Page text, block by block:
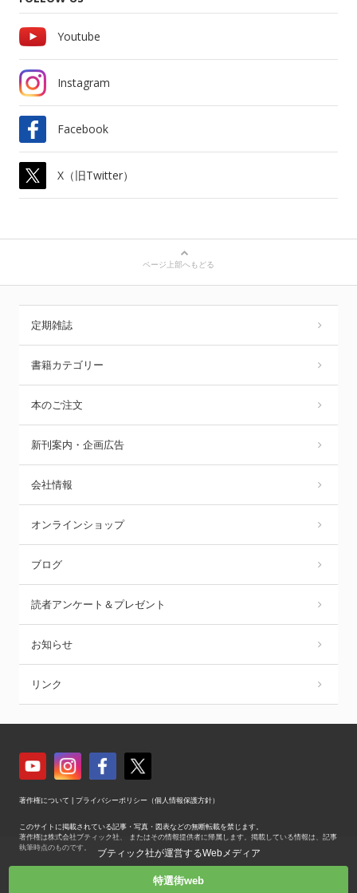
Youtube
Instagram
Facebook
X（旧Twitter）
ページ上部へもどる
定期雑誌
書籍カテゴリー
本のご注文
新刊案内・企画広告
会社情報
オンラインショップ
ブログ
読者アンケート＆プレゼント
お知らせ
リンク
著作権について プライバシーポリシー（個人情報保護方針）
このサイトに掲載されている記事・写真・図表などの無断転載を禁じます。
著作権は株式会社ブティック社、 またはその情報提供者に帰属します。掲載している情報は、記事
執筆時点のものです。
Copyright © Boutique-sha, Inc. All Rights Reserved.
ブティック社が運営するWebメディア
特選街web